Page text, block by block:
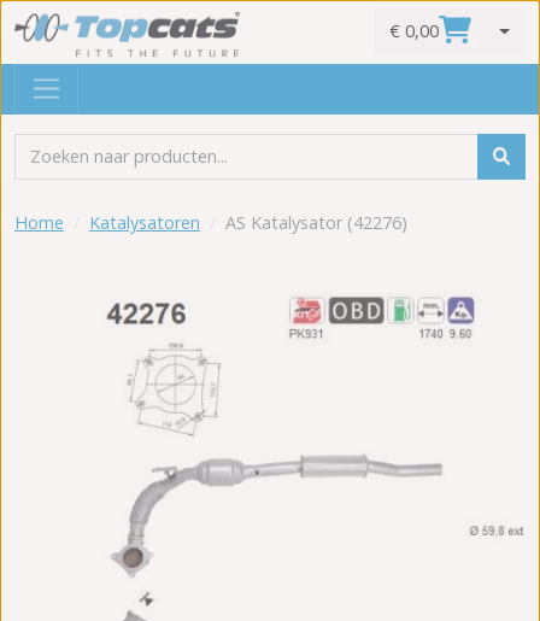
€ 0,00
Home Katalysatoren AS Katalysator (42276)